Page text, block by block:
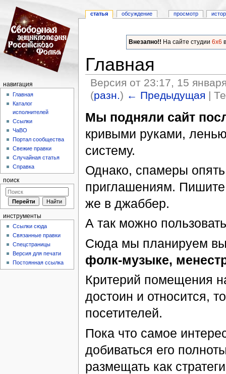
Внезапно!! На сайте студии 6x6
Главная
Версия от 23:17, 15
(разн.) ← Предыдущая |
Мы подняли сайт
кривыми руками,
систему.
Однако, спамеры
приглашениям.
же в джаббер.
А так можно
Сюда мы планируем
фолк-музыке,
Критерий помещения
достоин и относится,
посетителей.
Пока что самое
добиваться его
размещать как
статья обсуждение просмотр
навигация
Главная
Каталог
исполнителей
Ссылки
ЧаВО
Портал сообщества
Свежие правки
Случайная статья
Справка
поиск
инструменты
Ссылки сюда
Связанные правки
Спецстраницы
Версия для печати
Постоянная ссылка